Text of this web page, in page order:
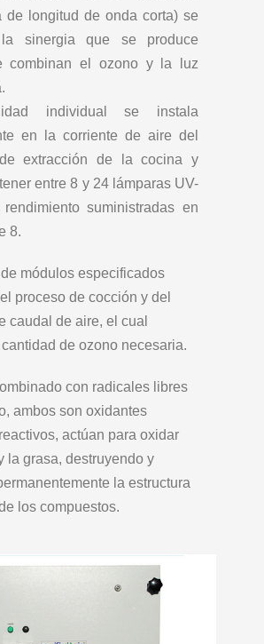
de longitud de onda corta) se
sinergia que se produce
combinan el ozono y la luz
individual se instala
en la corriente de aire del
extracción de la cocina y
entre 8 y 24 lámparas UV-
suministradas en
8.
módulos especificados
proceso de cocción y del
caudal de aire, el cual
de ozono necesaria.
con radicales libres
ambos son oxidantes
actúan para oxidar
la grasa, destruyendo y
la estructura
los compuestos.